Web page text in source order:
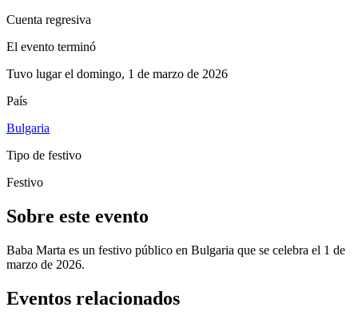
Cuenta regresiva
El evento terminó
Tuvo lugar el domingo, 1 de marzo de 2026
País
Bulgaria
Tipo de festivo
Festivo
Sobre este evento
Baba Marta es un festivo público en Bulgaria que se celebra el 1 de
marzo de 2026.
Eventos relacionados